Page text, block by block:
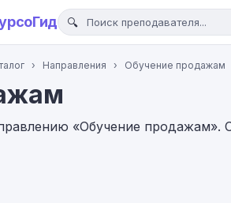
› Направления › Обучение продажам
«Обучение продажам».